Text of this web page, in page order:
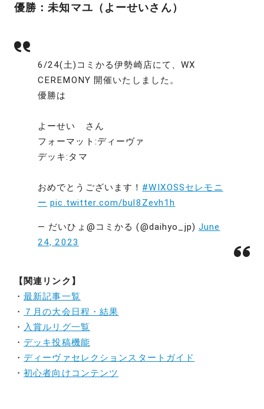
優勝：未知マユ（よーせいさん）
6/24(土)コミかる伊勢崎店にて、WX
CEREMONY 開催いたしました。
優勝は
よーせい さん
フォーマット:ディーヴァ
デッキ:タマ
おめでとうございます！ #WIXOSSセレモニ
ー pic.twitter.com/bul8Zevh1h
— だいひょ@コミかる (@daihyo_jp) June
24, 2023
【関連リンク】
・最新記事一覧
・
７月の大会日程・結果
・ 入賞ルリグ一覧
・ デッキ投稿機能
・ ディーヴァセレクションスタートガイド
・初心者向けコンテンツ